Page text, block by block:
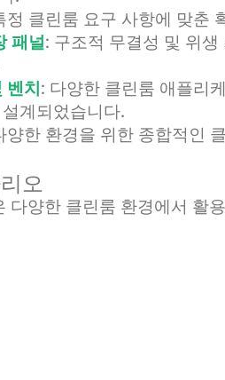
정 클린룸 요구 사항에 맞춘
패널: 구조적 무결성 및 위
치 : 다양한 클린룸 애플리
계되었습니다.
양한 환경을 위한 종합적인
오
다양한 클린룸 환경에서 활